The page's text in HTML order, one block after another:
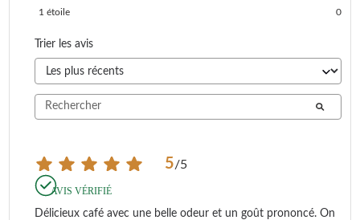
1 étoile 0
Trier les avis
5/5
AVIS VÉRIFIÉ
Délicieux café avec une belle odeur et un goût prononcé. On